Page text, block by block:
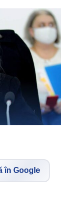
în Google